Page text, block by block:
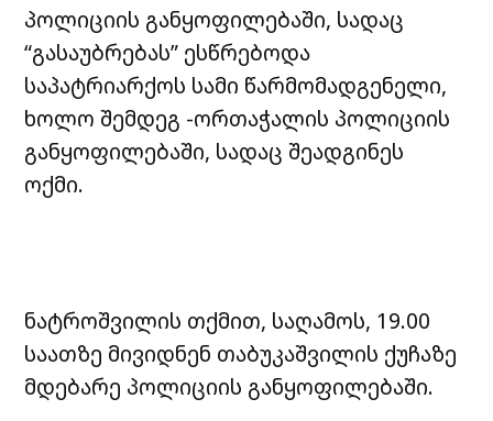
პოლიციის განყოფილებაში, სადაც
“გასაუბრებას” ესწრებოდა
საპატრიარქოს სამი წარმომადგენელი,
ხოლო შემდეგ -ორთაჭალის პოლიციის
განყოფილებაში, სადაც შეადგინეს
ოქმი.
ნატროშვილის თქმით, საღამოს, 19.00
საათზე მივიდნენ თაბუკაშვილის ქუჩაზე
მდებარე პოლიციის განყოფილებაში.